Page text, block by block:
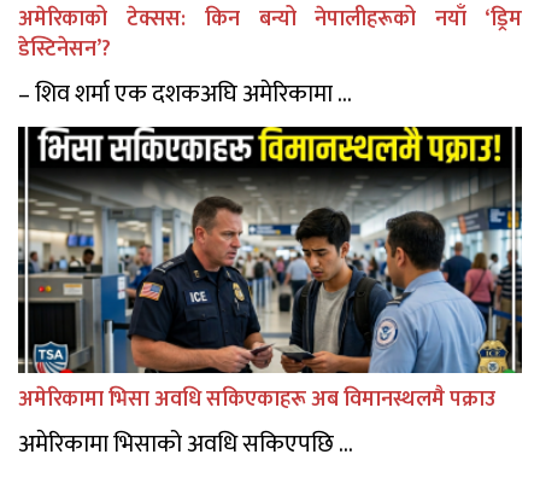
अमेरिकाको टेक्सस: किन बन्यो नेपालीहरूको नयाँ ‘ड्रिम
डेस्टिनेसन’?
– शिव शर्मा एक दशकअघि अमेरिकामा ...
अमेरिकामा भिसा अवधि सकिएकाहरू अब विमानस्थलमै पक्राउ
अमेरिकामा भिसाको अवधि सकिएपछि ...